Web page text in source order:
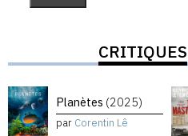
CRITIQUES
Planètes (2025)
par Corentin Lê